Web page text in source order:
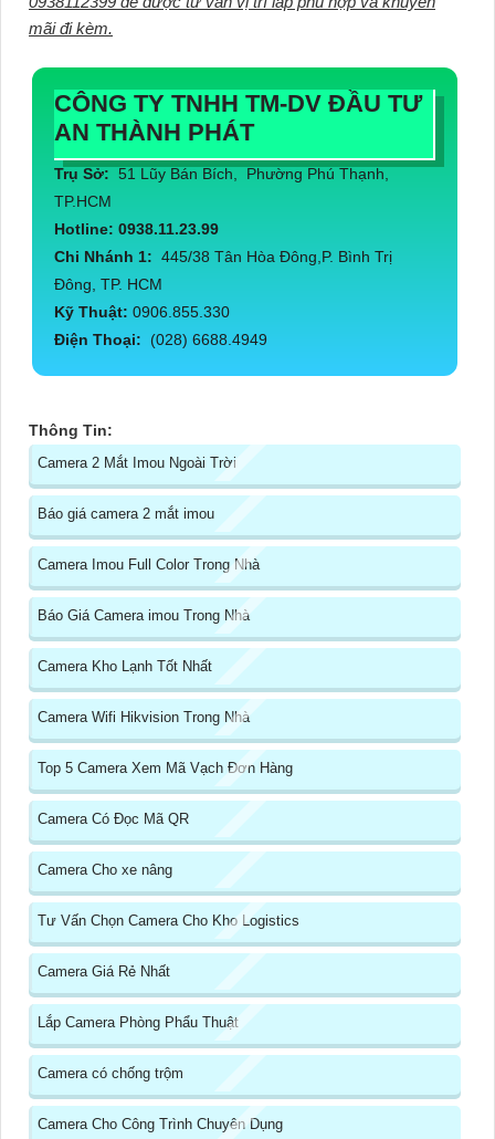
mãi đi kèm.
CÔNG TY TNHH TM-DV ĐẦU TƯ
AN THÀNH PHÁT
Trụ Sở:51 Lũy Bán Bích, Phường Phú Thạnh,
TP.HCM
Hotline: 0938.11.23.99
Chi Nhánh 1: 445/38 Tân Hòa Đông,P. Bình Trị
Đông, TP. HCM
Kỹ Thuật: 0906.855.330
Điện Thoại:
(028) 6688.4949
Thông Tin:
Camera 2 Mắt Imou Ngoài Trời
Báo giá camera 2 mắt imou
Camera Imou Full Color Trong Nhà
Báo Giá Camera imou Trong Nhà
Camera Kho Lạnh Tốt Nhất
Camera Wifi Hikvision Trong Nhà
Top 5 Camera Xem Mã Vạch Đơn Hàng
Camera Có Đọc Mã QR
Camera Cho xe nâng
Tư Vấn Chọn Camera Cho Kho Logistics
Camera Giá Rẻ Nhất
Lắp Camera Phòng Phẩu Thuật
Camera có chống trộm
Camera Cho Công Trình Chuyên Dụng